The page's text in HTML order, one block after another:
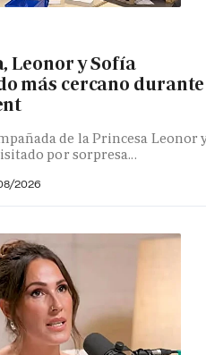
Leonor y Sofía
más cercano durante
de la Princesa Leonor
por sorpresa...
2026